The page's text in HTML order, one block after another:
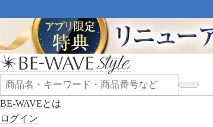
BE-WAVEとは
ログイン